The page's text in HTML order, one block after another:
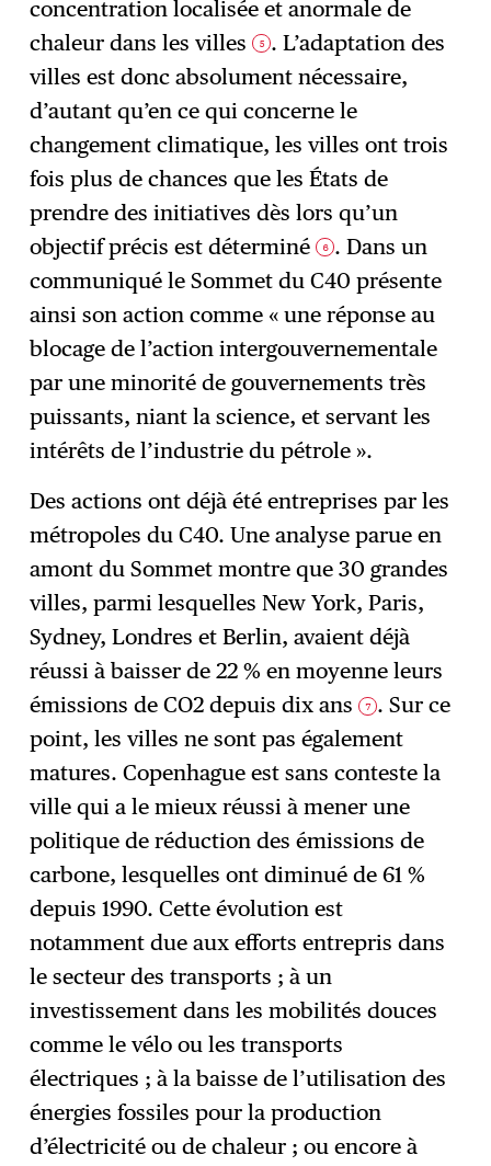
concentration localisée et anormale de
chaleur dans les villes 5 . L’adaptation des
villes est donc absolument nécessaire,
d’autant qu’en ce qui concerne le
changement climatique, les villes ont trois
fois plus de chances que les États de
prendre des initiatives dès lors qu’un
objectif précis est déterminé 6 . Dans un
communiqué le Sommet du C40 présente
ainsi son action comme « une réponse au
blocage de l’action intergouvernementale
par une minorité de gouvernements très
puissants, niant la science, et servant les
intérêts de l’industrie du pétrole ».
Des actions ont déjà été entreprises par les
métropoles du C40. Une analyse parue en
amont du Sommet montre que 30 grandes
villes, parmi lesquelles New York, Paris,
Sydney, Londres et Berlin, avaient déjà
réussi à baisser de 22 % en moyenne leurs
émissions de CO2 depuis dix ans 7 . Sur ce
point, les villes ne sont pas également
matures. Copenhague est sans conteste la
ville qui a le mieux réussi à mener une
politique de réduction des émissions de
carbone, lesquelles ont diminué de 61 %
depuis 1990. Cette évolution est
notamment due aux efforts entrepris dans
le secteur des transports ; à un
investissement dans les mobilités douces
comme le vélo ou les transports
électriques ; à la baisse de l’utilisation des
énergies fossiles pour la production
d’électricité ou de chaleur ; ou encore à